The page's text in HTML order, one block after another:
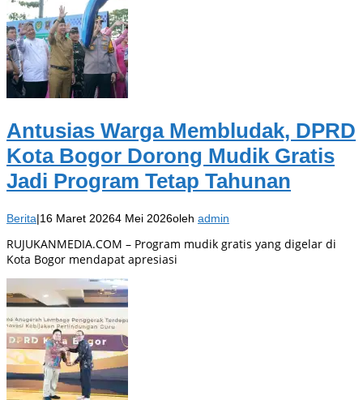
Antusias Warga Membludak, DPRD
Kota Bogor Dorong Mudik Gratis
Jadi Program Tetap Tahunan
Berita|16 Maret 20264 Mei 2026oleh admin
RUJUKANMEDIA.COM – Program mudik gratis yang digelar di
Kota Bogor mendapat apresiasi